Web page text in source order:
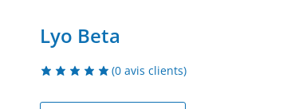
Lyo Beta
(0 avis clients)